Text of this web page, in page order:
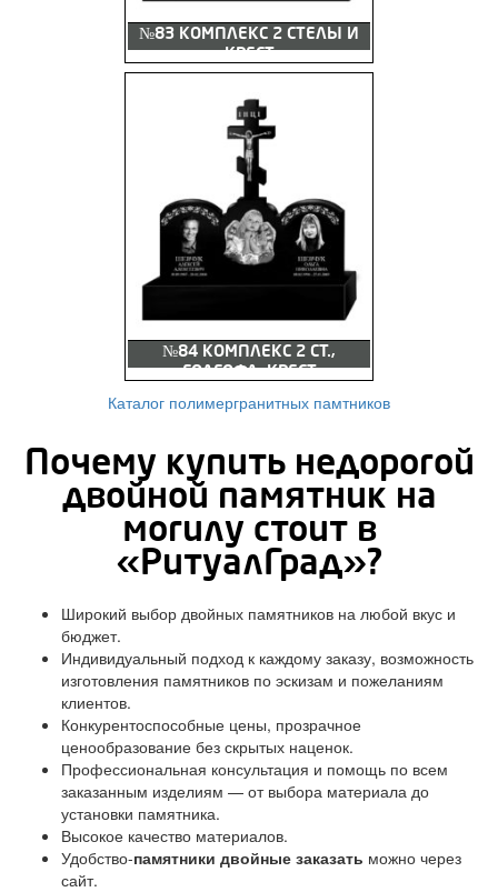
№83 КОМПЛЕКС 2 СТЕЛЫ И
КРЕСТ
№84 КОМПЛЕКС 2 СТ.,
ГОЛГОФА, КРЕСТ
Каталог полимергранитных памтников
Почему купить недорогой
двойной памятник на
могилу стоит в
«РитуалГрад»?
Широкий выбор двойных памятников на любой вкус и
бюджет.
Индивидуальный подход к каждому заказу, возможность
изготовления памятников по эскизам и пожеланиям
клиентов.
Конкурентоспособные цены, прозрачное
ценообразование без скрытых наценок.
Профессиональная консультация и помощь по всем
заказанным изделиям — от выбора материала до
установки памятника.
Высокое качество материалов.
Удобство-памятники двойные заказать можно через
сайт.